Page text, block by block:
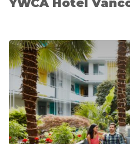
YWCA Hotel